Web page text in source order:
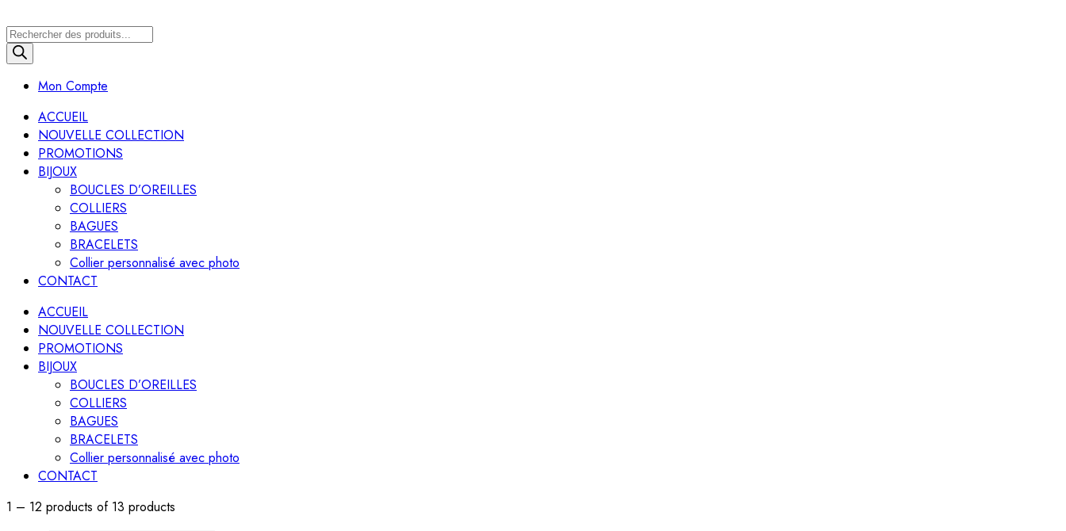
Recherche
de
produits
Mon Compte
ACCUEIL
NOUVELLE COLLECTION
PROMOTIONS
BIJOUX
BOUCLES D’OREILLES
COLLIERS
BAGUES
BRACELETS
Collier personnalisé avec photo
CONTACT
ACCUEIL
NOUVELLE COLLECTION
PROMOTIONS
BIJOUX
BOUCLES D’OREILLES
COLLIERS
BAGUES
BRACELETS
Collier personnalisé avec photo
CONTACT
1 – 12 products of 13 products